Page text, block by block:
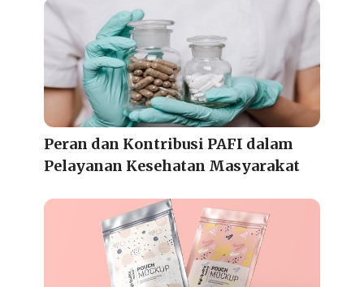
Peran dan Kontribusi PAFI dalam
Pelayanan Kesehatan Masyarakat